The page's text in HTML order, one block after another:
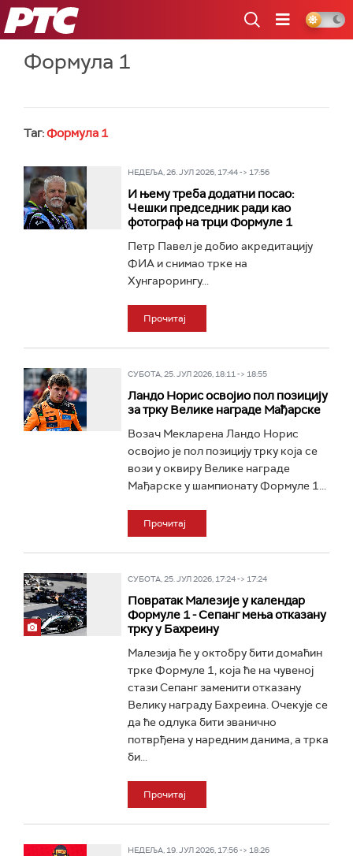
РТС
Формула 1
Таг:Формула 1
НЕДЕЉА, 26. ЈУЛ 2026, 17:44 -> 17:56
И њему треба додатни посао:
Чешки председник ради као
фотограф на трци Формуле 1
Петр Павел је добио акредитацију
ФИА и снимао трке на
Хунгарорингу...
Прочитај
СУБОТА, 25. ЈУЛ 2026, 18:11 -> 18:55
Ландо Норис освојио пол позицију
за трку Велике награде Мађарске
Возач Мекларена Ландо Норис
освојио је пол позицију трку која се
вози у оквиру Велике награде
Мађарске у шампионату Формуле 1...
Прочитај
СУБОТА, 25. ЈУЛ 2026, 17:24 -> 17:24
Повратак Малезије у календар
Формуле 1 - Сепанг мења отказану
трку у Бахреину
Малезија ће у октобру бити домаћин
трке Формуле 1, која ће на чувеној
стази Сепанг заменити отказану
Велику награду Бахреина. Очекује се
да ће одлука бити званично
потврђена у наредним данима, а трка
би...
Прочитај
НЕДЕЉА, 19. ЈУЛ 2026, 17:56 -> 18:26